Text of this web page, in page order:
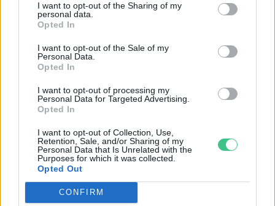
I want to opt-out of the Sharing of my
personal data.
Opted In
I want to opt-out of the Sale of my
Personal Data.
Opted In
I want to opt-out of processing my
Personal Data for Targeted Advertising.
Opted In
I want to opt-out of Collection, Use,
Retention, Sale, and/or Sharing of my
Personal Data that Is Unrelated with the
Purposes for which it was collected.
Opted Out
CONFIRM
zárt szeműek, 4 hetesen már vannak fogaik és
7 hetesen már szilárd ételt is esznek. Az
elválasztásra általában 10 hetes korukban
kerül sor.
A mókus nem bízza kölykei életét a
veszély esetén gyorsan átmenekíthesse és
biztonságban tudhassa őket. A mókusfészket
könnyen meg lehet különböztetni a
madárfészektől, hiszen a mókusfészek